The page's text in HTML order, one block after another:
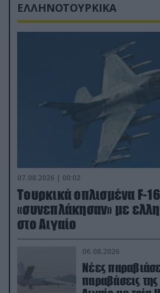
ΕΛΛΗΝΟΤΟΥΡΚΙΚΑ
07.08.2026 | 00:02
Τουρκικά οπλισμένα F-16
«συνεπλάκησαν» με
στο Αιγαίο
06.08.2026
Νέες
παραβάσεις